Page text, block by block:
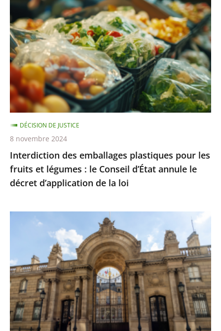
mettre
à
disposition
une
salle
pour
une
conféren...
emballages
plastiques
pour
les
fruits
et
légumes
:
le
Conseil
d’État
annule
le
d’application
Interdiction des emballages plastiques pour les
fruits et légumes : le Conseil d’État annule le
décret d’application de la loi
DÉCISION DE JUSTICE
8 novembre 2024
Aucune
été
prise
pour
autoriser
une
cérémonie